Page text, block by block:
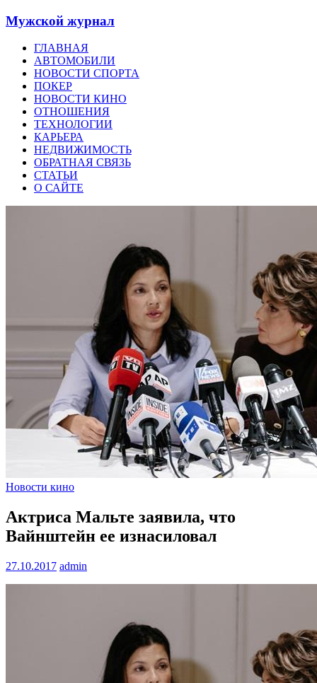
Мужской журнал
ГЛАВНАЯ
АВТОМОБИЛИ
НОВОСТИ СПОРТА
ПОКЕР
НОВОСТИ КИНО
ОТНОШЕНИЯ
ТЕХНОЛОГИИ
КАРЬЕРА
НЕДВИЖИМОСТЬ
ОБРАТНАЯ СВЯЗЬ
СТАТЬИ
О САЙТЕ
Новости кино
Актриса Мальте заявила, что
Вайнштейн ее изнасиловал
27.10.2017 admin